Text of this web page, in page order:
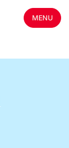
MENU